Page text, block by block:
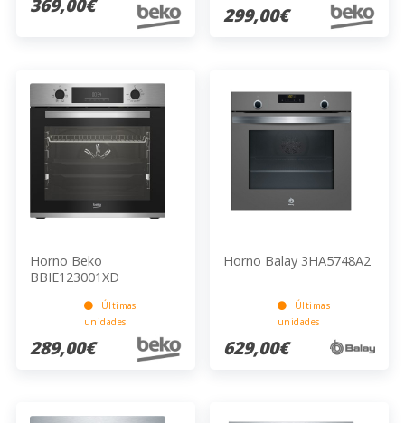
299,00€
Horno Beko
BBIE123001XD
Últimas
unidades
289,00€
Horno Balay 3HA5748A2
Últimas
unidades
629,00€